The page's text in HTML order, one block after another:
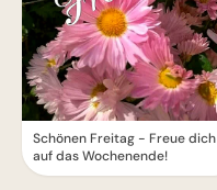
Schönen Freitag - Freue dich
auf das Wochenende!